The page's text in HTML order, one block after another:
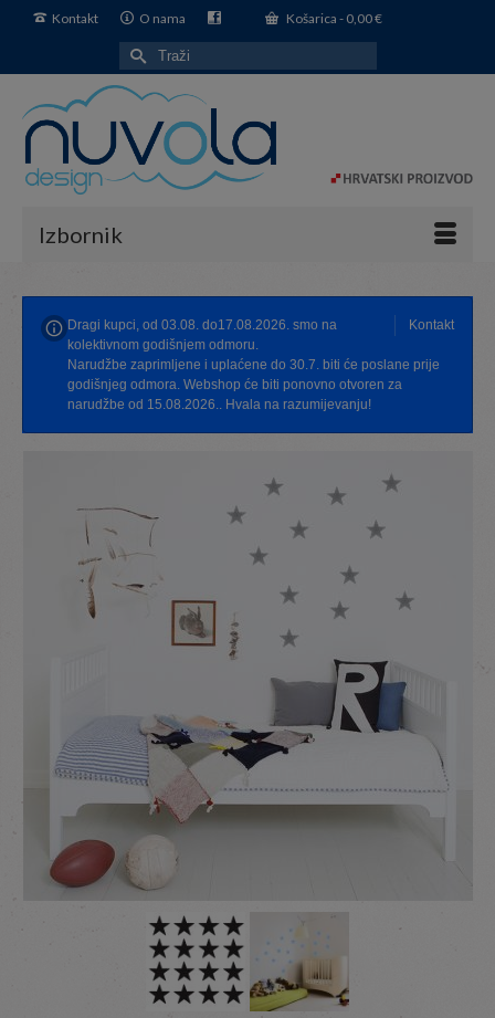
Kontakt O nama Košarica - 0,00€
Search
for:
Izbornik
Kontakt
Dragi kupci, od 03.08. do17.08.2026. smo na
kolektivnom godišnjem odmoru.
Narudžbe zaprimljene i uplaćene do 30.7. biti će poslane prije
godišnjeg odmora. Webshop će biti ponovno otvoren za
narudžbe od 15.08.2026.. Hvala na razumijevanju!